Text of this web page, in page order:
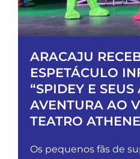
ARACAJU
ESPETÁCULO
“SPIDEY E
AVENTURA AO
TEATRO
Os pequenos fãs de